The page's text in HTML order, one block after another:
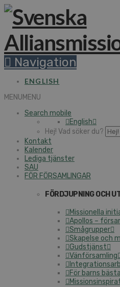
Navigation
ENGLISH
MENUMENU
Search mobile
English
Hej! Vad söker du?
Kontakt
Kalender
Lediga tjänster
SAU
FÖR FÖRSAMLINGAR
FÖRDJUPNING OCH
Missionella
Apollos –
Smågrupper
Skapelse och
Gudstjänst
Vänförsamling
För barns